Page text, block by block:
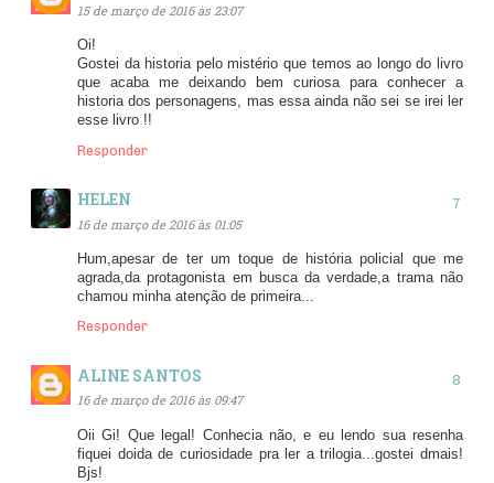
15 de março de 2016 às 23:07
Oi!
Gostei da historia pelo mistério que temos ao longo do livro
que acaba me deixando bem curiosa para conhecer a
historia dos personagens, mas essa ainda não sei se irei ler
esse livro !!
Responder
HELEN
16 de março de 2016 às 01:05
Hum,apesar de ter um toque de história policial que me
agrada,da protagonista em busca da verdade,a trama não
chamou minha atenção de primeira...
Responder
ALINE SANTOS
16 de março de 2016 às 09:47
Oii Gi! Que legal! Conhecia não, e eu lendo sua resenha
fiquei doida de curiosidade pra ler a trilogia...gostei dmais!
Bjs!